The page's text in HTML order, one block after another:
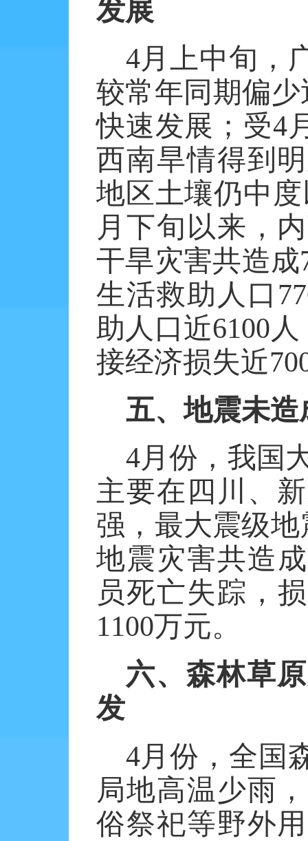
发展
4月上中旬，
较常年同期偏
快速发展；受4
西南旱情得到
地区土壤仍中
月下旬以来，
干旱灾害共造
生活救助人口
助人口近6100
接经济损失近
五、地震未
4月份，我国
主要在四川、
强，最大震级
地震灾害共造
员死亡失踪，
1100万元。
六、森林草
发
4月份，全国
局地高温少雨
俗祭祀等野外